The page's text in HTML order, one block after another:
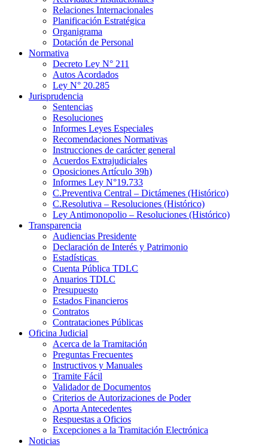
Relaciones Internacionales
Planificación Estratégica
Organigrama
Dotación de Personal
Normativa
Decreto Ley N° 211
Autos Acordados
Ley N° 20.285
Jurisprudencia
Sentencias
Resoluciones
Informes Leyes Especiales
Recomendaciones Normativas
Instrucciones de carácter general
Acuerdos Extrajudiciales
Oposiciones Artículo 39h)
Informes Ley N°19.733
C.Preventiva Central – Dictámenes (Histórico)
C.Resolutiva – Resoluciones (Histórico)
Ley Antimonopolio – Resoluciones (Histórico)
Transparencia
Audiencias Presidente
Declaración de Interés y Patrimonio
Estadísticas
Cuenta Pública TDLC
Anuarios TDLC
Presupuesto
Estados Financieros
Contratos
Contrataciones Públicas
Oficina Judicial
Acerca de la Tramitación
Preguntas Frecuentes
Instructivos y Manuales
Tramite Fácil
Validador de Documentos
Criterios de Autorizaciones de Poder
Aporta Antecedentes
Respuestas a Oficios
Excepciones a la Tramitación Electrónica
Noticias